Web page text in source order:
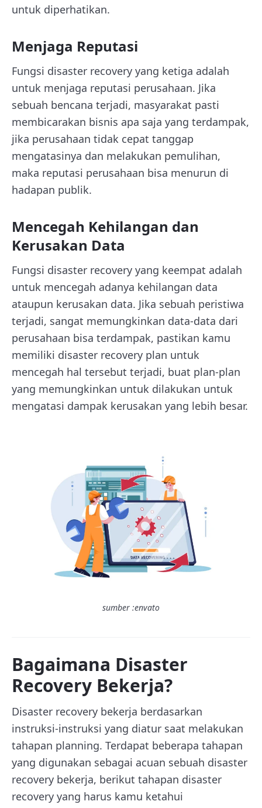
untuk diperhatikan.
Menjaga Reputasi
Fungsi disaster recovery yang ketiga adalah
untuk menjaga reputasi perusahaan. Jika
sebuah bencana terjadi, masyarakat pasti
membicarakan bisnis apa saja yang terdampak,
jika perusahaan tidak cepat tanggap
mengatasinya dan melakukan pemulihan,
maka reputasi perusahaan bisa menurun di
hadapan publik.
Mencegah Kehilangan dan
Kerusakan Data
Fungsi disaster recovery yang keempat adalah
untuk mencegah adanya kehilangan data
ataupun kerusakan data. Jika sebuah peristiwa
terjadi, sangat memungkinkan data-data dari
perusahaan bisa terdampak, pastikan kamu
memiliki disaster recovery plan untuk
mencegah hal tersebut terjadi, buat plan-plan
yang memungkinkan untuk dilakukan untuk
mengatasi dampak kerusakan yang lebih besar.
sumber :envato
Bagaimana Disaster
Recovery Bekerja?
Disaster recovery bekerja berdasarkan
instruksi-instruksi yang diatur saat melakukan
tahapan planning. Terdapat beberapa tahapan
yang digunakan sebagai acuan sebuah disaster
recovery bekerja, berikut tahapan disaster
recovery yang harus kamu ketahui